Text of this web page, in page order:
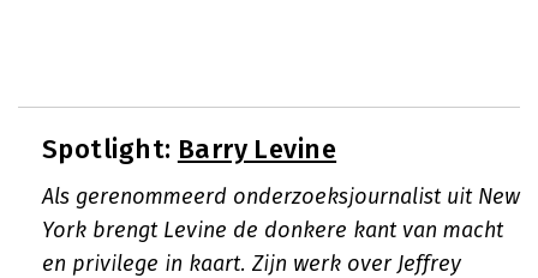
Spotlight: Barry Levine
Als gerenommeerd onderzoeksjournalist uit New
York brengt Levine de donkere kant van macht
en privilege in kaart. Zijn werk over Jeffrey